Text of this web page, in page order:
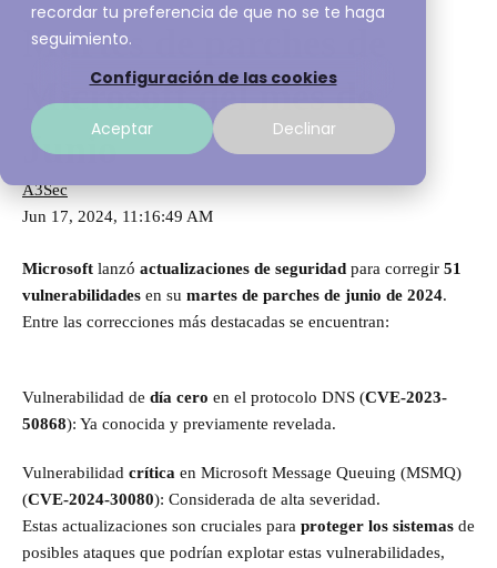
recordar tu preferencia de que no se te haga
seguimiento.
Configuración de las cookies
Aceptar Declinar
Martes de parches de
Microsoft del mes de
Junio
A3Sec
Jun 17, 2024, 11:16:49 AM
Microsoft lanzó actualizaciones de seguridad para corregir 51
vulnerabilidades en su martes de parches de junio de 2024.
Entre las correcciones más destacadas se encuentran:
Vulnerabilidad de día cero en el protocolo DNS (CVE-2023-
50868): Ya conocida y previamente revelada.
Vulnerabilidad crítica en Microsoft Message Queuing (MSMQ)
(CVE-2024-30080): Considerada de alta severidad.
Estas actualizaciones son cruciales para proteger los sistemas de
posibles ataques que podrían explotar estas vulnerabilidades,